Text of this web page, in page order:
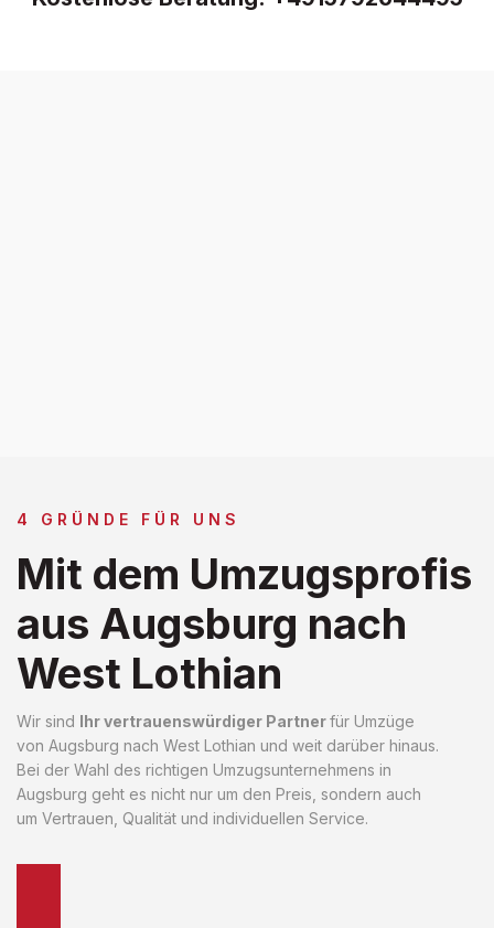
4 GRÜNDE FÜR UNS
Mit dem Umzugsprofis
aus Augsburg nach
West Lothian
Wir sind Ihr vertrauenswürdiger Partnerfür Umzüge
von Augsburg nach West Lothian und weit darüber hinaus.
Bei der Wahl des richtigen Umzugsunternehmens in
Augsburg geht es nicht nur um den Preis, sondern auch
um Vertrauen, Qualität und individuellen Service.